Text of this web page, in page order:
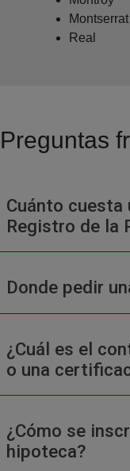
Montserrat
Real
Preguntas
Cuánto cuesta
Registro de la
Donde pedir
¿Cuál es el
o una
¿Cómo se
hipoteca?